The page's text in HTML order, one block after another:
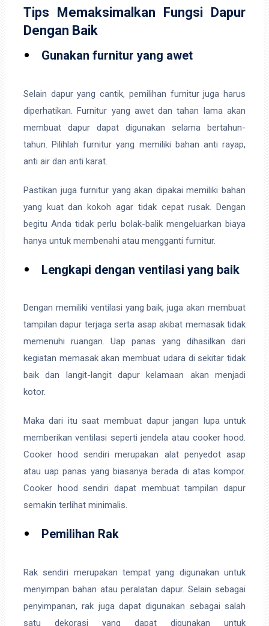
Tips Memaksimalkan Fungsi Dapur
Dengan Baik
Gunakan furnitur yang awet
Selain dapur yang cantik, pemilihan furnitur juga harus
diperhatikan. Furnitur yang awet dan tahan lama akan
membuat dapur dapat digunakan selama bertahun-
tahun. Pilihlah furnitur yang memiliki bahan anti rayap,
anti air dan anti karat.
Pastikan juga furnitur yang akan dipakai memiliki bahan
yang kuat dan kokoh agar tidak cepat rusak. Dengan
begitu Anda tidak perlu bolak-balik mengeluarkan biaya
hanya untuk membenahi atau mengganti furnitur.
Lengkapi dengan ventilasi yang baik
Dengan memiliki ventilasi yang baik, juga akan membuat
tampilan dapur terjaga serta asap akibat memasak tidak
memenuhi ruangan. Uap panas yang dihasilkan dari
kegiatan memasak akan membuat udara di sekitar tidak
baik dan langit-langit dapur kelamaan akan menjadi
kotor.
Maka dari itu saat membuat dapur jangan lupa untuk
memberikan ventilasi seperti jendela atau cooker hood.
Cooker hood sendiri merupakan alat penyedot asap
atau uap panas yang biasanya berada di atas kompor.
Cooker hood sendiri dapat membuat tampilan dapur
semakin terlihat minimalis.
Pemilihan Rak
Rak sendiri merupakan tempat yang digunakan untuk
menyimpan bahan atau peralatan dapur. Selain sebagai
penyimpanan, rak juga dapat digunakan sebagai salah
satu dekorasi yang dapat digunakan untuk